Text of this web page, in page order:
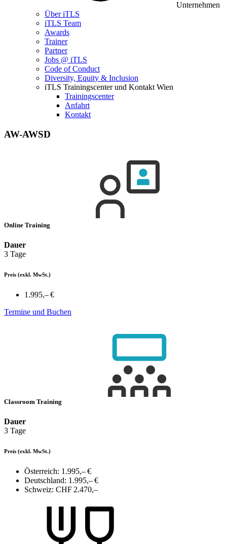
Unternehmen
Über iTLS
iTLS Team
Awards
Trainer
Partner
Jobs @ iTLS
Code of Conduct
Diversity, Equity & Inclusion
iTLS Trainingscenter und Kontakt Wien
Trainingscenter
Anfahrt
Kontakt
AW-AWSD
Online Training
Dauer
3 Tage
Preis (exkl. MwSt.)
1.995,– €
Termine und Buchen
Classroom Training
Dauer
3 Tage
Preis (exkl. MwSt.)
Österreich: 1.995,– €
Deutschland: 1.995,– €
Schweiz: CHF 2.470,–